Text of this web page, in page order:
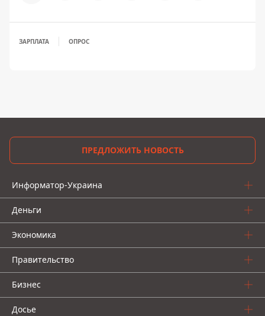
ЗАРПЛАТА ОПРОС
ПРЕДЛОЖИТЬ НОВОСТЬ
Информатор-Украина
Деньги
Экономика
Правительство
Бизнес
Досье